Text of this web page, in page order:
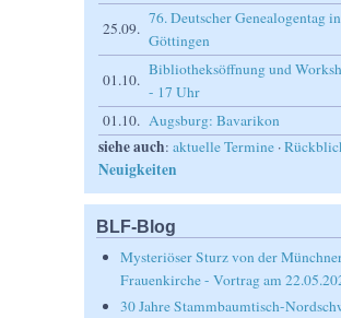
25.09.
76. Deutscher Genealogentag in
Göttingen
01.10.
Bibliotheksöffnung und
- 17 Uhr
01.10. Augsburg: Bavarikon
siehe auch:aktuelle Termine ·
Neuigkeiten
BLF-Blog
Mysteriöser Sturz von der
Frauenkirche - Vortrag am
30 Jahre Stammbaumtisch-